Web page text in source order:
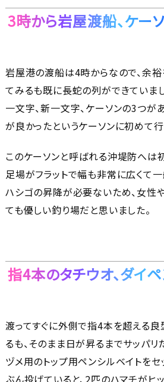
3時から岩屋渡船、ケー
岩屋港の渡船は4時からなので、余
てみるも既に長蛇の列ができていま
一文字、新一文字、ケーソンの3つが
が良かったというケーソンに初めて行
このケーソンと呼ばれる沖堤防へは
足場がフラットで幅も非常に広くて
ハシゴの昇降が必要ないため、女性
ても優しい釣り場だと思いました。
指4本のタチウオ、ダイ
渡ってすぐに外側で指4本を超える良
るも、そのまま日が昇るまでサッパ
ヅメ用のトップ用ペンシルベイトをセ
ぶん投げていると、2匹のハマチがヒ